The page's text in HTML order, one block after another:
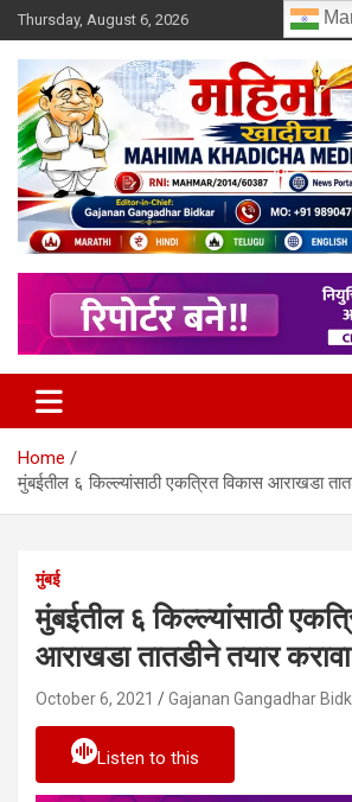
Skip
to
content
Thursday, August 6, 2026
Mahimakhadicha
Home
मुंबईतील ६ किल्ल्यांसाठी एकत्रित विकास आराखडा
मुंबई
मुंबईतील ६ किल्ल्यांसाठी
आराखडा तातडीने तयार करावा
October 6, 2021 Gajanan Gangadhar
Listen to this